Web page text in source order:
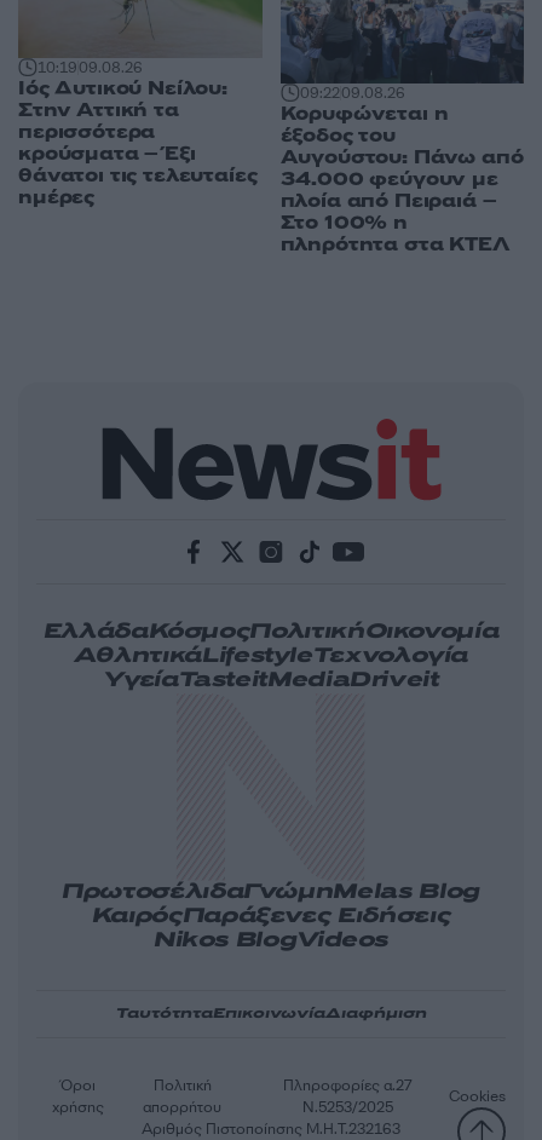
10:1909.08.26
Ιός Δυτικού Νείλου:
Στην Αττική τα
περισσότερα
κρούσματα – Έξι
θάνατοι τις τελευταίες
ημέρες
09:2209.08.26
Κορυφώνεται η
έξοδος του
Αυγούστου: Πάνω από
34.000 φεύγουν με
πλοία από Πειραιά –
Στο 100% η
πληρότητα στα ΚΤΕΛ
ΕλλάδαΚόσμοςΠολιτικήΟικονομία
ΑθλητικάLifestyleΤεχνολογία
ΥγείαTasteitMediaDriveit
ΠρωτοσέλιδαΓνώμηMelas Blog
ΚαιρόςΠαράξενες Ειδήσεις
Nikos BlogVideos
ΤαυτότηταΕπικοινωνίαΔιαφήμιση
Αριθμός Πιστοποίησης Μ.Η.Τ.232163
Όροι
χρήσης
Πολιτική
απορρήτου
Πληροφορίες α.27
Ν.5253/2025
Cookies